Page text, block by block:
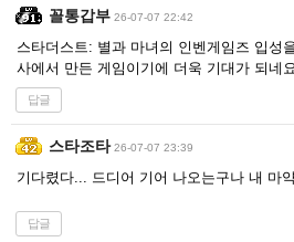
꼴통갑부 26-07-07 22:42
스타더스트: 별과 마녀의 인벤게임즈 입성
사에서 만든 게임이기에 더욱 기대가 되네
답글
스타조타 26-07-07 23:39
기다렸다... 드디어 기어 나오는구나 내 마
답글